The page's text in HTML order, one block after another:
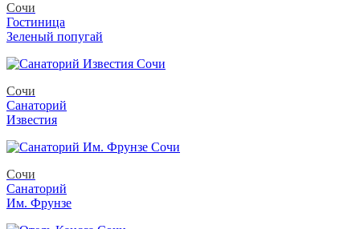
Сочи
Гостиница
Зеленый попугай
Сочи
Санаторий
Известия
Сочи
Санаторий
Им. Фрунзе